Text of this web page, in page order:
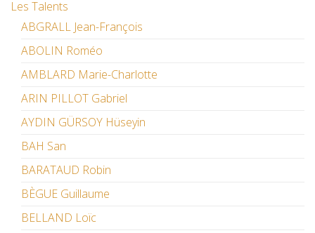
Les Talents
ABGRALL Jean-François
ABOLIN Roméo
AMBLARD Marie-Charlotte
ARIN PILLOT Gabriel
AYDIN GÜRSOY Hüseyin
BAH San
BARATAUD Robin
BÈGUE Guillaume
BELLAND Loïc